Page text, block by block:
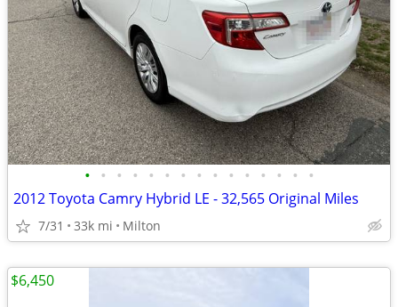
• • • • • • • • • • • • • • •
2012 Toyota Camry Hybrid LE - 32,565 Original Miles
7/31 33k mi Milton
$6,450